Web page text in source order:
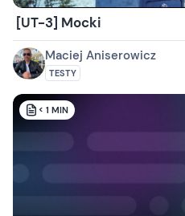
[UT-3] Mocki
Maciej Aniserowicz
TESTY
< 1 MIN